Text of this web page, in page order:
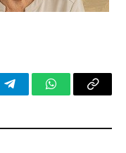
TelegramWhatsApp
Copy